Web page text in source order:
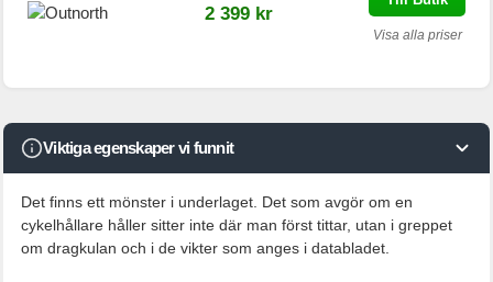
2 399 kr
Visa alla priser
Viktiga egenskaper vi funnit
Det finns ett mönster i underlaget. Det som avgör om en
cykelhållare håller sitter inte där man först tittar, utan i greppet
om dragkulan och i de vikter som anges i databladet.